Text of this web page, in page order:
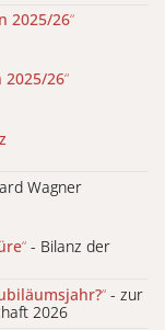
2025/26“
2025/26“
Wagner
“ - Bilanz der
“ - zur
2026